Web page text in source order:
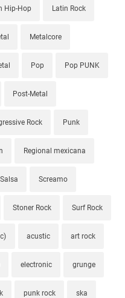
Hip-Hop Latin Rock
Metalcore
Pop Pop PUNK
Post-Metal
Rock Punk
Regional mexicana
Salsa Screamo
Stoner Rock Surf Rock
acustic art rock
electronic grunge
punk rock ska